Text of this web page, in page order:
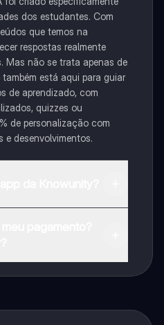
dos estudantes. Com
que temos na
respostas realmente
Mas não se trata apenas de
está aqui para guiar
de aprendizado, com
quizzes ou
de personalização com
e desenvolvimentos.